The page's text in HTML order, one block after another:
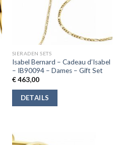
SIERADEN SETS
Isabel Bernard – Cadeau d’Isabel
– IB90094 – Dames – Gift Set
€463,00
DETAILS